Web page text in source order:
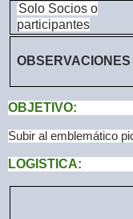
Solo Socios o
participantes
OBSERVACIONES
OBJETIVO:
Subir al emblemático
LOGISTICA: